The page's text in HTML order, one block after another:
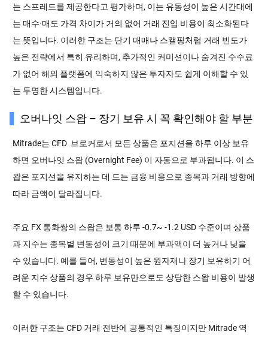
는 스프레드를 제공한다고 평가하며, 이는 유동성이 높은 시간대에
는 매수·매도 가격 차이가 거의 없어 거래 진입 비용이 최소화된다
는 뜻입니다. 이러한 구조는 단기 매매나 스캘핑처럼 거래 빈도가
높은 전략에서 특히 유리하며, 추가적인 커미션이나 숨겨진 수수료
가 없어 해외 플랫폼에 익숙하지 않은 투자자도 쉽게 이해할 수 있
는 투명한 시스템입니다.
오버나잇 스왑 – 장기 보유 시 꼭 확인해야 할 부분
Mitrade는 CFD 브로커로서 모든 상품은 포지션을 하루 이상 보유
하면 오버나잇 스왑 (Overnight Fee) 이 자동으로 부과됩니다. 이 스
왑은 포지션을 유지하는 데 드는 금융 비용으로 종목과 거래 방향에
따라 금액이 달라집니다.
주요 FX 통화쌍의 스왑은 보통 하루 -0.7~ -1.2 USD 수준이며 상품
과 지수는 종목별 변동성이 크기 때문에 부과액이 더 높거나 낮을
수 있습니다. 예를 들어, 변동성이 높은 원자재나 장기 보유하기 어
려운 지수 상품의 경우 하루 보유만으로도 상당한 스왑 비용이 발생
할 수 있습니다.
이러한 구조는 CFD 거래 전반에 공통적인 특징이지만 Mitrade 역